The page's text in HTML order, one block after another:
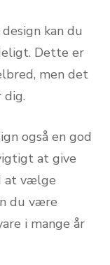
kan du
Dette er
men det
også en god
at give
at vælge
du være
i mange år